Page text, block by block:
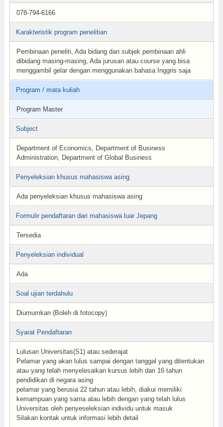
078-794-6166
Karakteristik program penelitian
Pembinaan peneliti, Ada bidang dan subjek pembinaan ahli
dibidang masing-masing, Ada jurusan atau course yang bisa
menggambil gelar dengan menggunakan bahasa Inggris saja
Program / mata kuliah
Program Master
Subject
Department of Economics, Department of Business
Administration, Department of Global Business
Penyeleksian khusus mahasiswa asing
Ada penyeleksian khusus mahasiswa asing
Formulir pendaftaran dari mahasiswa luar Jepang
Tersedia
Penyeleksian individual
Ada
Soal ujian terdahulu
Diumumkan (Boleh di fotocopy)
Syarat Pendaftaran
Lulusan Universitas(S1) atau sederajat
Pelamar yang akan lulus sampai dengan tanggal yang ditentukan
atau yang telah menyelesaikan kursus lebih dari 16 tahun
pendidikan di negara asing
pelamar yang berusia 22 tahun atau lebih, diakui memiliki
kemampuan yang sama atau lebih dengan yang telah lulus
Universitas oleh penyeseleksian individu untuk masuk
Silakan kontak untuk informasi lebih detail